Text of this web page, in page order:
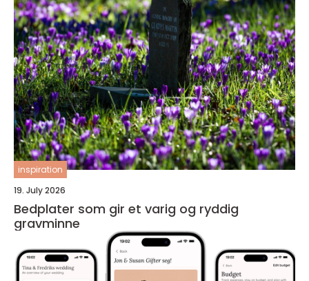
inspiration
19. July 2026
Bedplater som gir et varig og ryddig
gravminne